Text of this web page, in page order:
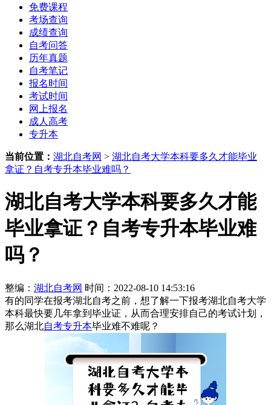
免费课程
考场查询
成绩查询
自考问答
历年真题
自考笔记
报名时间
考试时间
网上报名
成人高考
专升本
当前位置： 湖北自考网 > 湖北自考大学本科要多久才能毕业
拿证？自考专升本毕业难吗？
湖北自考大学本科要多久才能
毕业拿证？自考专升本毕业难
吗？
整编： 湖北自考网 时间：2022-08-10 14:53:16
有的同学在报考湖北自考之前，想了解一下报考湖北自考大学
本科最快要几年拿到毕业证，从而合理安排自己的考试计划，
那么湖北自考专升本毕业难不难呢？